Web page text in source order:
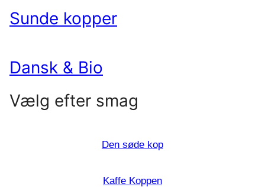
Sunde kopper
Dansk & Bio
Vælg efter smag
Den søde kop
Kaffe Koppen